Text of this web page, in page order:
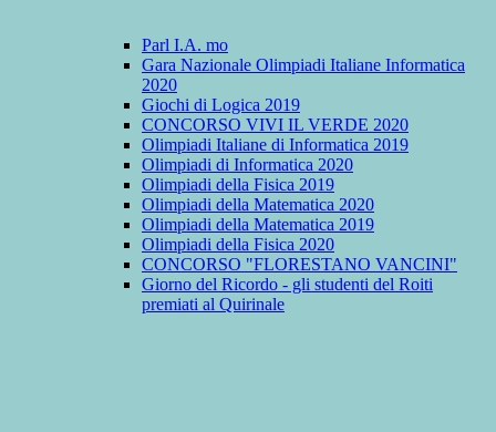
Parl I.A. mo
Gara Nazionale Olimpiadi Italiane Informatica
2020
Giochi di Logica 2019
CONCORSO VIVI IL VERDE 2020
Olimpiadi Italiane di Informatica 2019
Olimpiadi di Informatica 2020
Olimpiadi della Fisica 2019
Olimpiadi della Matematica 2020
Olimpiadi della Matematica 2019
Olimpiadi della Fisica 2020
CONCORSO "FLORESTANO VANCINI"
Giorno del Ricordo - gli studenti del Roiti
premiati al Quirinale